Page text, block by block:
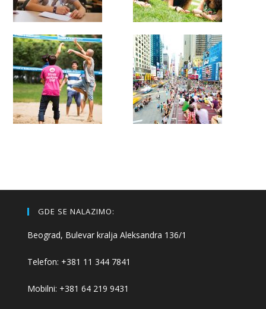
GDE SE NALAZIMO:
Beograd, Bulevar kralja Aleksandra 136/1
Telefon: +381 11 344 7841
Mobilni: +381 64 219 9431